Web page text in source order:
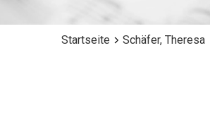
Startseite Schäfer, Theresa